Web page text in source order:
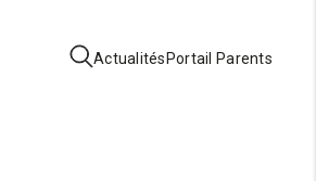
Actualités Portail Parents